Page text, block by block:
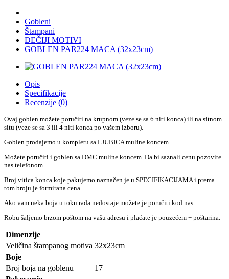
Gobleni
Štampani
DEČIJI MOTIVI
GOBLEN PAR224 MACA (32x23cm)
Opis
Specifikacije
Recenzije (0)
Ovaj goblen možete poručiti na krupnom (veze se sa 6 niti konca) ili na sitnom
situ (veze se sa 3 ili 4 niti konca po vašem izboru).
Goblen prodajemo u kompletu sa LJUBICA muline koncem.
Možete poručiti i goblen sa DMC muline koncem. Da bi saznali cenu pozovite
nas telefonom.
Broj vitica konca koje pakujemo naznačen je u SPECIFIKACIJAMA i prema
tom broju je formirana cena.
Ako vam neka boja u toku rada nedostaje možete je poručiti kod nas.
Robu šaljemo brzom poštom na vašu adresu i plaćate je pouzećem + poštarina.
Dimenzije
Veličina štampanog motiva 32x23cm
Boje
Broj boja na goblenu
17